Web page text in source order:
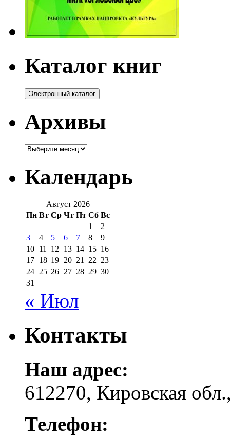
Каталог книг
Архивы
Архивы
Календарь
Август 2026
Пн Вт Ср Чт Пт Сб Вс
1
2
3
4 5 6 7 8
9
10 11 12 13 14 15 16
17 18 19 20 21 22 23
24 25 26 27 28 29 30
31
« Июл
Контакты
Наш адрес:
612270, Кировская
Телефон: